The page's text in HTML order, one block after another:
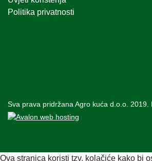
Politika privatnosti
Sva prava pridržana Agro kuća d.o.o. 2019.
Ova stranica koristi tzv. kolačiće kako bi